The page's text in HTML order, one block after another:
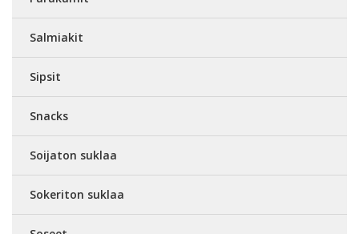
Salmiakit
Sipsit
Snacks
Soijaton suklaa
Sokeriton suklaa